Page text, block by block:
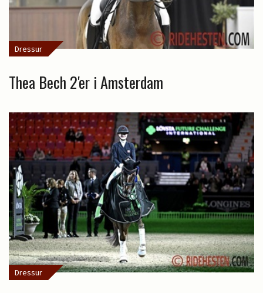
Dressur
Thea Bech 2'er i Amsterdam
Dressur